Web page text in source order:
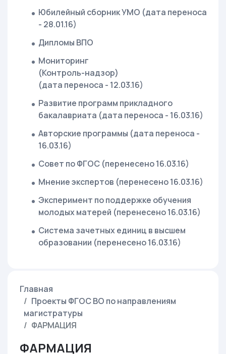
Юбилейный сборник УМО (дата переноса
- 28.01.16)
Дипломы ВПО
Мониторинг
(Контроль-надзор)
(дата переноса - 12.03.16)
Развитие программ прикладного
бакалавриата (дата переноса - 16.03.16)
Авторские программы (дата переноса -
16.03.16)
Совет по ФГОС (перенесено 16.03.16)
Мнение экспертов (перенесено 16.03.16)
Эксперимент по поддержке обучения
молодых матерей (перенесено 16.03.16)
Система зачетных единиц в высшем
образовании (перенесено 16.03.16)
Главная
Проекты ФГОС ВО по направлениям
магистратуры
ФАРМАЦИЯ
ФАРМАЦИЯ